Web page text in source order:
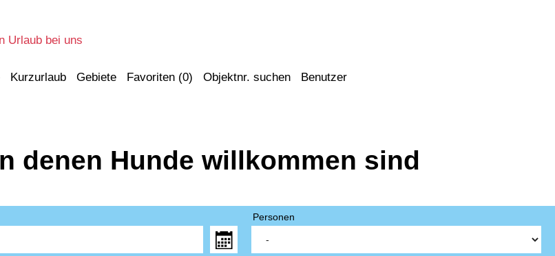
Urlaub bei uns
Kurzurlaub Gebiete Favoriten (0) Objektnr. suchen Benutzer
denen Hunde willkommen sind
Personen